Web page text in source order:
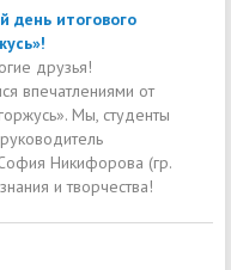
день итогового
друзья!
впечатлениями от
Мы, студенты
Никифорова (гр.
и творчества!